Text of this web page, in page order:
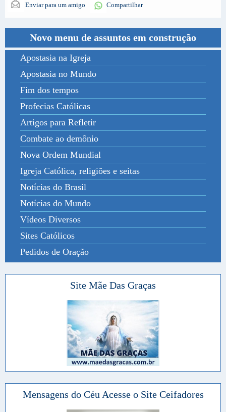
Enviar para um amigo Compartilhar
Novo menu de assuntos em construção
Apostasia na Igreja
Apostasia no Mundo
Fim dos tempos
Profecias Católicas
Artigos para Refletir
Combate ao demônio
Nova Ordem Mundial
Igreja Católica, religiões e seitas
Notícias do Brasil
Notícias do Mundo
Vídeos Diversos
Sites Católicos
Pedidos de Oração
Site Mãe Das Graças
Mensagens do Céu Acesse o Site Ceifadores